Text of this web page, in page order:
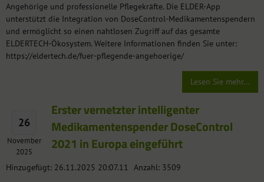
Angehörige und professionelle Pflegekräfte. Die ELDER-App
unterstützt die Integration von DoseControl-Medikamentenspendern
und ermöglicht so einen nahtlosen Zugriff auf das gesamte
ELDERTECH-Ökosystem. Weitere Informationen finden Sie unter:
https://eldertech.de/fuer-pflegende-angehoerige/
Lesen Sie mehr...
26
November
2025
Erster vernetzter intelligenter
Medikamentenspender DoseControl
2021 in Europa eingeführt
Hinzugefügt: 26.11.2025 20:07.11 Anzahl: 3509